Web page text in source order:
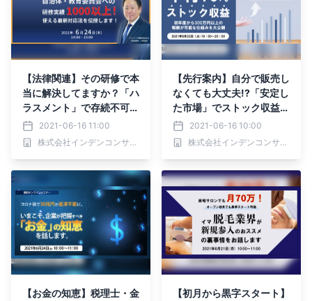
【法律関連】その研修で本
当に解決してますか？「ハ
ラスメント」で存続不可能
になる企業の特徴とは
2021-06-16 11:00
株式会社インデンコンサルティング
【先行案内】自分で販売し
なくても大丈夫!?「安定し
た市場」でストック収益を
実現する方法教えます
2021-06-16 10:00
株式会社インデンコンサルティング
【お金の知恵】税理士・金
【初月から黒字スタート】